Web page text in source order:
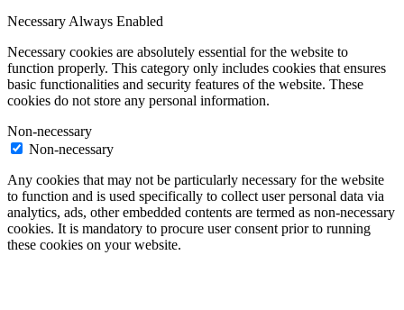
Necessary Always Enabled
Necessary cookies are absolutely essential for the website to
function properly. This category only includes cookies that ensures
basic functionalities and security features of the website. These
cookies do not store any personal information.
Non-necessary
Non-necessary
Any cookies that may not be particularly necessary for the website
to function and is used specifically to collect user personal data via
analytics, ads, other embedded contents are termed as non-necessary
cookies. It is mandatory to procure user consent prior to running
these cookies on your website.